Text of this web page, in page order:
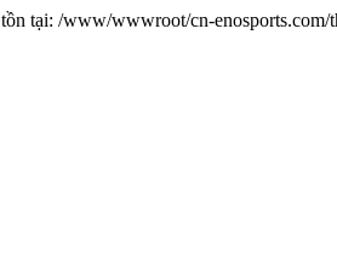
tại: /www/wwwroot/cn-enosports.com/